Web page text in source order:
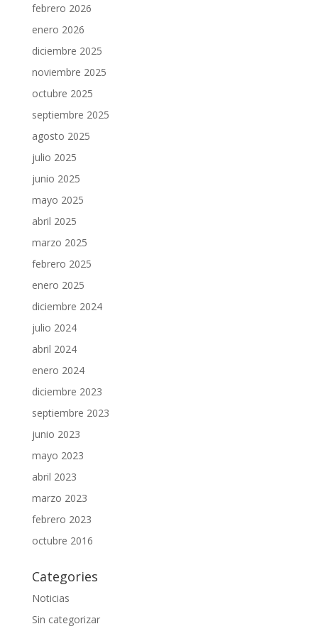
febrero 2026
enero 2026
diciembre 2025
noviembre 2025
octubre 2025
septiembre 2025
agosto 2025
julio 2025
junio 2025
mayo 2025
abril 2025
marzo 2025
febrero 2025
enero 2025
diciembre 2024
julio 2024
abril 2024
enero 2024
diciembre 2023
septiembre 2023
junio 2023
mayo 2023
abril 2023
marzo 2023
febrero 2023
octubre 2016
Categories
Noticias
Sin categorizar